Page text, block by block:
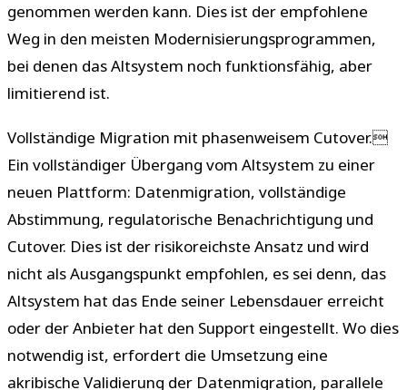
genommen werden kann. Dies ist der empfohlene
Weg in den meisten Modernisierungsprogrammen,
bei denen das Altsystem noch funktionsfähig, aber
limitierend ist.
Vollständige Migration mit phasenweisem Cutover.
Ein vollständiger Übergang vom Altsystem zu einer
neuen Plattform: Datenmigration, vollständige
Abstimmung, regulatorische Benachrichtigung und
Cutover. Dies ist der risikoreichste Ansatz und wird
nicht als Ausgangspunkt empfohlen, es sei denn, das
Altsystem hat das Ende seiner Lebensdauer erreicht
oder der Anbieter hat den Support eingestellt. Wo dies
notwendig ist, erfordert die Umsetzung eine
akribische Validierung der Datenmigration, parallele